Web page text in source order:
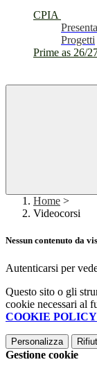
CPIA
Progetti
Prime as 26/
Home >
Videocorsi
Nessun contenuto da
Autenticarsi per
Questo sito o gli
cookie necessari al
COOKIE POLICY
Personalizza
Gestione cookie